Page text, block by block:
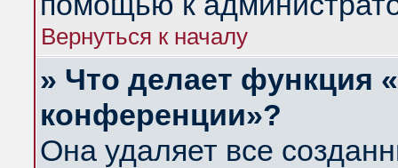
Вернуться к началу
» Что делает функция
конференции»?
Она удаляет все